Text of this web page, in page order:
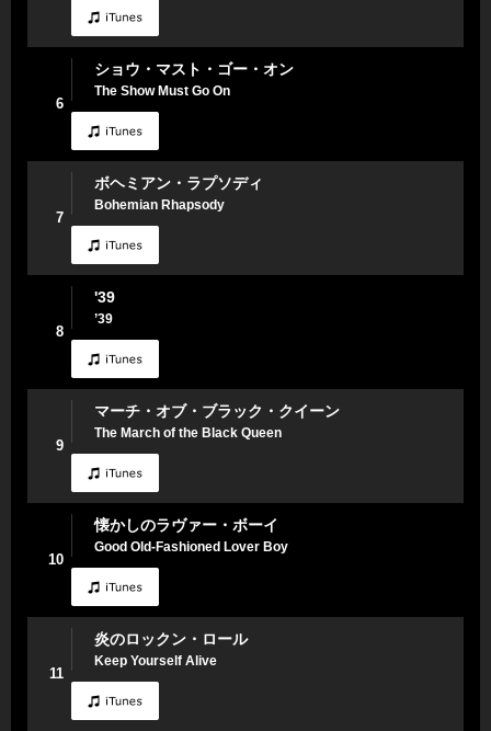
6
ショウ・マスト・ゴー・オン
The Show Must Go On
7
ボヘミアン・ラプソディ
Bohemian Rhapsody
8
'39
’39
9
マーチ・オブ・ブラック・クイーン
The March of the Black Queen
10
懐かしのラヴァー・ボーイ
Good Old-Fashioned Lover Boy
11
炎のロックン・ロール
Keep Yourself Alive